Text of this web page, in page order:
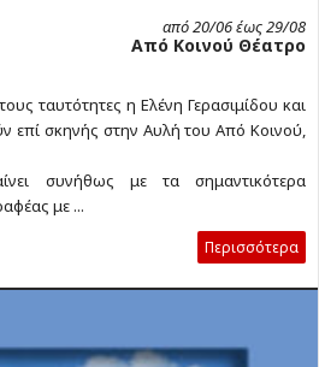
από 20/06 έως 29/08
Από Κοινού Θέατρο
ταυτότητες η Ελένη Γερασιμίδου και
επί σκηνής στην Αυλή του Από Κοινού,
συνήθως με τα σημαντικότερα
με ...
Περισσότερα